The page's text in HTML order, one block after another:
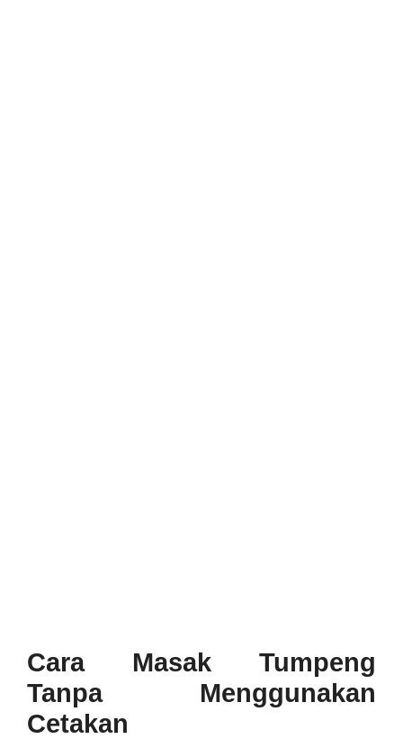
Cara Masak Tumpeng
Tanpa Menggunakan
Cetakan